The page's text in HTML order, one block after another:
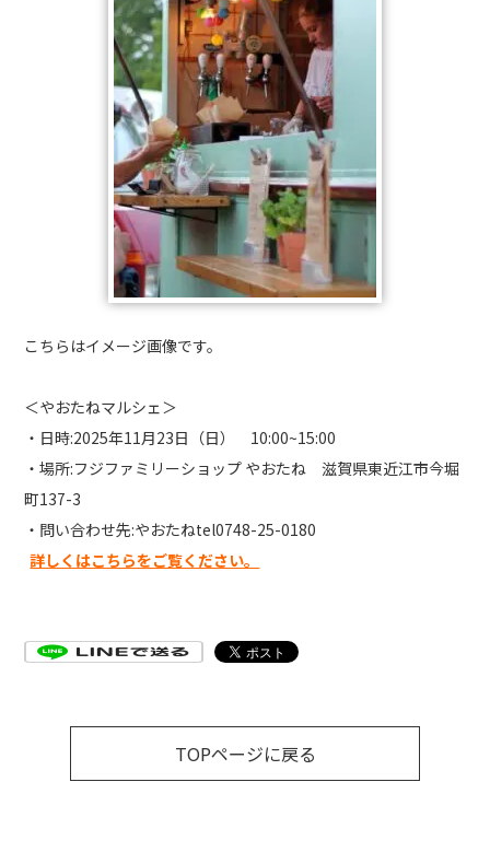
こちらはイメージ画像です。
＜やおたねマルシェ＞
・日時:2025年11月23日（日） 10:00~15:00
・場所:フジファミリーショップ やおたね 滋賀県東近江市今堀
町137-3
・問い合わせ先:やおたねtel0748-25-0180
詳しくはこちらをご覧ください。
TOPページに戻る